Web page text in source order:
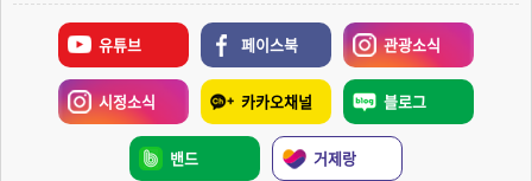
유튜브 페이스북 관광소식
시정소식 카카오채널 블로그
밴드 거제랑